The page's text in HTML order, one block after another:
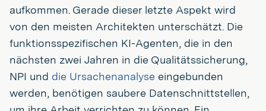
aufkommen. Gerade dieser letzte Aspekt wird
von den meisten Architekten unterschätzt. Die
funktionsspezifischen KI-Agenten, die in den
nächsten zwei Jahren in die Qualitätssicherung,
NPI und die Ursachenanalyse eingebunden
werden, benötigen saubere Datenschnittstellen,